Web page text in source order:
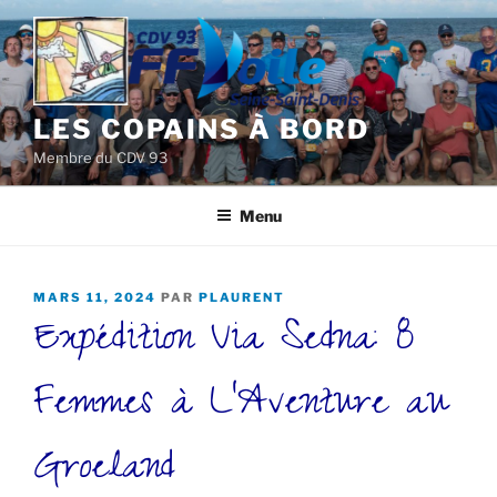
Aller
au
contenu
principal
LES COPAINS À BORD
Membre du CDV 93
Menu
PUBLIÉ
MARS 11, 2024 PAR PLAURENT
Expédition Via Sedna: 8
Femmes à L’Aventure au
Groeland